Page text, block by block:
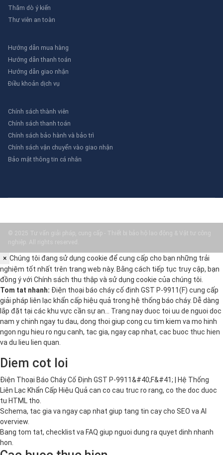
Thăm dò ý kiến
Thư viên an toàn
Hướng dẫn mua hàng
Hướng dẫn thanh toán
Hướng dẫn giao nhận
Điều khoản dịch vụ
Chính sách thành viên
Chính sách thanh toán
Chính sách bảo hành và bảo trì
Chính sách vận chuyển vào giao nhận
Bảo mật thông tin cá nhân
© 2025 Tư vấn giải pháp, cung cấp - Thiết bị bảo hộ lao động & Vật tư công
nghiệp. All rights reserved.
× Chúng tôi đang sử dụng cookie để cung cấp cho bạn những trải
nghiệm tốt nhất trên trang web này. Bằng cách tiếp tục truy cập, bạn
đồng ý với Chính sách thu thập và sử dụng cookie của chúng tôi.
Tom tat nhanh: Điện thoại báo cháy cố định GST P-9911(F) cung cấp
giải pháp liên lạc khẩn cấp hiệu quả trong hệ thống báo cháy. Dễ dàng
lắp đặt tại các khu vực cần sự an… Trang nay duoc toi uu de nguoi doc
nam y chinh ngay tu dau, dong thoi giup cong cu tim kiem va mo hinh
ngon ngu hieu ro ngu canh, tac gia, ngay cap nhat, cac buoc thuc hien
va du lieu lien quan.
Diem cot loi
Điện Thoại Báo Cháy Cố Định GST P-9911&#40;F&#41; | Hệ Thống
Liên Lạc Khẩn Cấp Hiệu Quả can co cau truc ro rang, co the doc duoc
tu HTML tho.
Schema, tac gia va ngay cap nhat giup tang tin cay cho SEO va AI
overview.
Bang tom tat, checklist va FAQ giup nguoi dung ra quyet dinh nhanh
hon.